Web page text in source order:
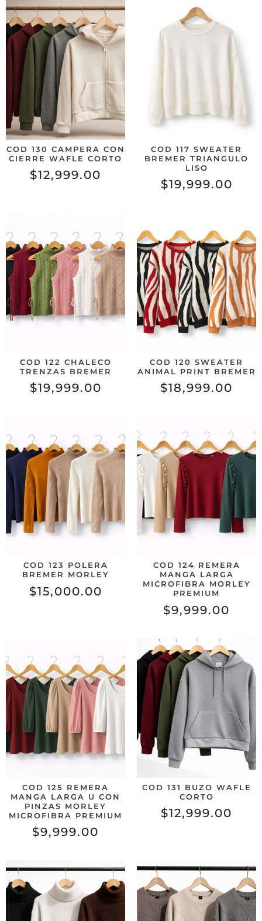
COD 130 CAMPERA CON
CIERRE WAFLE CORTO
$12,999.00
COD 117 SWEATER
BREMER TRIANGULO
LISO
$19,999.00
COD 122 CHALECO
TRENZAS BREMER
$19,999.00
COD 120 SWEATER
ANIMAL PRINT BREMER
$18,999.00
COD 123 POLERA
BREMER MORLEY
$15,000.00
COD 124 REMERA
MANGA LARGA
MICROFIBRA MORLEY
PREMIUM
$9,999.00
COD 125 REMERA
MANGA LARGA U CON
PINZAS MORLEY
MICROFIBRA PREMIUM
$9,999.00
COD 131 BUZO WAFLE
CORTO
$12,999.00